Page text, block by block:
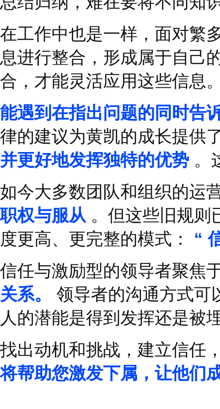
更值得借鉴的是，刘律
临的障碍给予引导。 黄
没有一个逻辑和体系，
例，耐心说明，高考最
总结归纳，难在要将不
在工作中也是一样，面
息进行整合，形成属于
合，才能灵活应用这些
能遇到在指出问题的同
律的建议为黄凯的成长
并更好地发挥独特的优
如今大多数团队和组织